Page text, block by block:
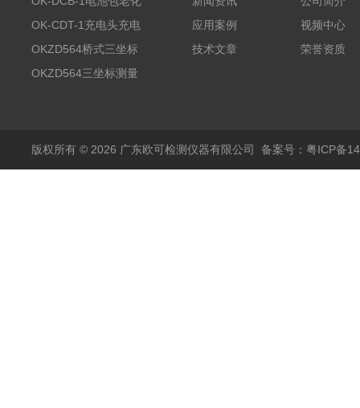
测试系统
OK-CDT-1充电头充电
宝测试系统
OKZD564桥式三坐标
测量仪
OKZD564三坐标测量
应用案例
技术文章
视频中心
荣誉资质
版权所有 © 2026 广东欧可检测仪器有限公司 备案号：粤ICP备